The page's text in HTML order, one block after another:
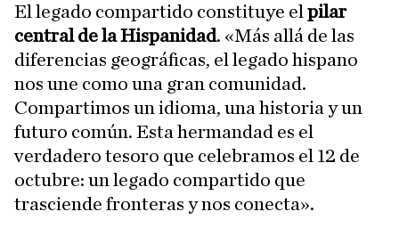
El legado compartido constituye el pilar
central de la Hispanidad. «Más allá de las
diferencias geográficas, el legado hispano
nos une como una gran comunidad.
Compartimos un idioma, una historia y un
futuro común. Esta hermandad es el
verdadero tesoro que celebramos el 12 de
octubre: un legado compartido que
trasciende fronteras y nos conecta».